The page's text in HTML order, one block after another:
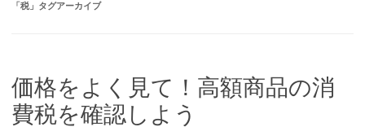
「税 」タグアーカイブ
価格をよく見て！高額商品の消
費税を確認しよう